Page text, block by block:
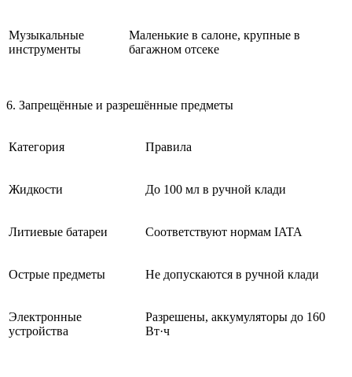
Музыкальные
инструменты
Маленькие в салоне, крупные в
багажном отсеке
6. Запрещённые и разрешённые предметы
Категория Правила
Жидкости До 100 мл в ручной клади
Литиевые батареи Соответствуют нормам IATA
Острые предметы Не допускаются в ручной клади
Электронные
устройства
Разрешены, аккумуляторы до 160
Вт·ч